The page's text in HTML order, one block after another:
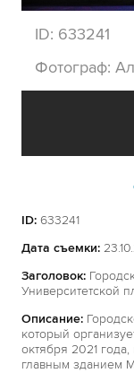
ID: 633241
Фотограф:
ID: 633241
Дата съемки:
Заголовок:
Университетской
Описание:
который
октября 2021
главным зданием